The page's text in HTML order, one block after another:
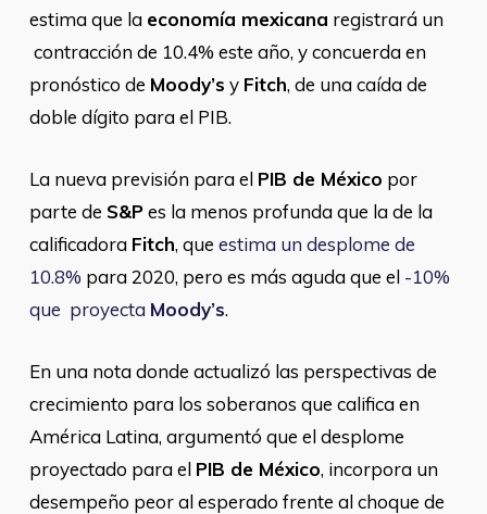
estima que la economía mexicana registrará un
contracción de 10.4% este año, y concuerda en
pronóstico de Moody’s y Fitch, de una caída de
doble dígito para el PIB.
La nueva previsión para el PIB de México por
parte de S&Pes la menos profunda que la de la
calificadora Fitch, que estima un desplome de
10.8% para 2020, pero es más aguda que el -10%
que proyecta Moody’s.
En una nota donde actualizó las perspectivas de
crecimiento para los soberanos que califica en
América Latina, argumentó que el desplome
proyectado para el PIB de México, incorpora un
desempeño peor al esperado frente al choque de